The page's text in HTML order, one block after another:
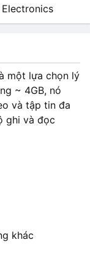
một lựa chọn lý
~ 4GB, nó
và tập tin đa
ghi và đọc
khác